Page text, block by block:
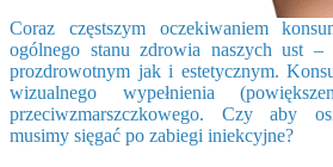
Coraz częstszym oczekiwaniem
ogólnego stanu zdrowia naszych ust –
prozdrowotnym jak i estetycznym.
wizualnego wypełnienia
przeciwzmarszczkowego. Czy aby
musimy sięgać po zabiegi iniekcyjne?